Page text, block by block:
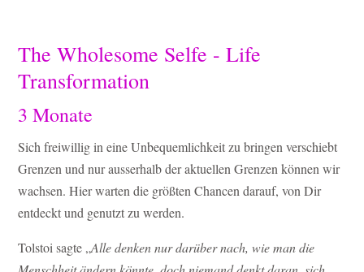
The Wholesome Selfe - Life
Transformation
3 Monate
Sich freiwillig in eine Unbequemlichkeit zu bringen verschiebt
Grenzen und nur ausserhalb der aktuellen Grenzen können wir
wachsen. Hier warten die größten Chancen darauf, von Dir
entdeckt und genutzt zu werden.
Tolstoi sagte „Alle denken nur darüber nach, wie man die